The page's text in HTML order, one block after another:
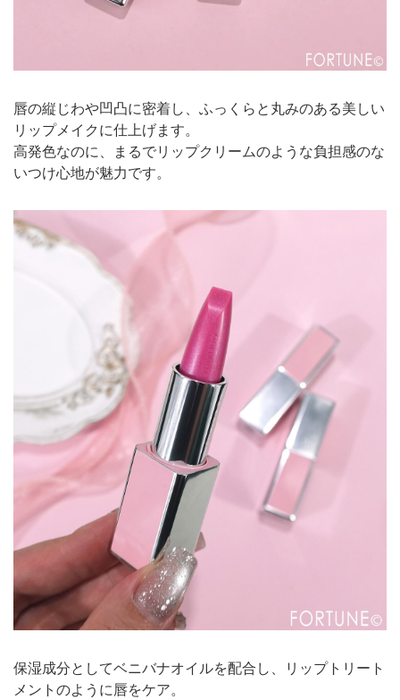
唇の縦じわや凹凸に密着し、ふっくらと丸みのある美しい
リップメイクに仕上げます。
高発色なのに、まるでリップクリームのような負担感のな
いつけ心地が魅力です。
保湿成分としてベニバナオイルを配合し、リップトリート
メントのように唇をケア。